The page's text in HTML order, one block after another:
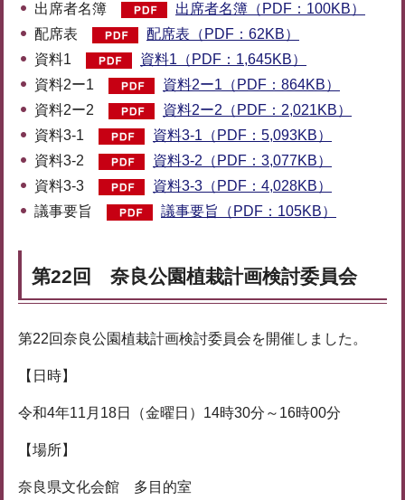
出席者名簿
出席者名簿（PDF：100KB）
配席表
配席表（PDF：62KB）
資料1
資料1（PDF：1,645KB）
資料2ー1
資料2ー1（PDF：864KB）
資料2ー2
資料2ー2（PDF：2,021KB）
資料3-1
資料3-1（PDF：5,093KB）
資料3-2
資料3-2（PDF：3,077KB）
資料3-3
資料3-3（PDF：4,028KB）
議事要旨
議事要旨（PDF：105KB）
第22回 奈良公園植栽計画検討委員会
第22回奈良公園植栽計画検討委員会を開催しました。
【日時】
令和4年11月18日（金曜日）14時30分～16時00分
【場所】
奈良県文化会館 多目的室